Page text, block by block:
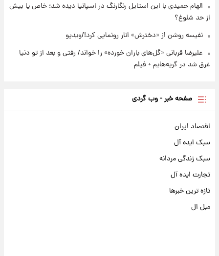
الهام حمیدی با این استایل رنگارنگ در اسپانیا دیده شد؛ خاص یا بیش
از حد شلوغ؟
نفیسه روشن از «دخترش» انار رونمایی کرد!/ویدیو
علیرضا قربانی «گل‌های باران خورده» را خواند/ رفتی و بعد از تو دنیا
غرق شد در گریه‌هایم + فیلم
صفحه خبر - وب گردی
اقتصاد ایران
سبک ایده آل
سبک زندگی مردانه
تجارت ایده آل
تازه ترین خبرها
مبل ال